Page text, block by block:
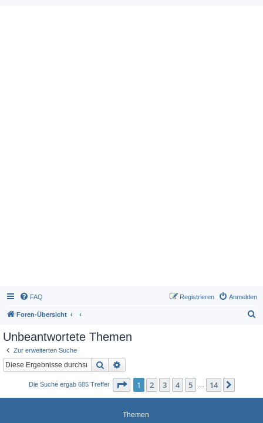
FAQ Anmelden
Registrieren
Foren-Übersicht
Unbeantwortete Themen
Zur erweiterten Suche
Suche
Die Suche ergab 685 Treffer Seite 1von 14
1 2 3 4 5 14
Themen